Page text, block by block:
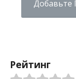
Добавьте
Рейтинг